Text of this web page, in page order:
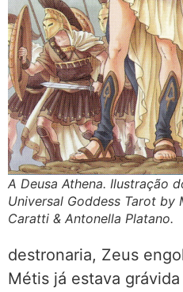
A Deusa Athena. Ilustração
Universal Goddess Tarot by
Caratti & Antonella Platano.
destronaria, Zeus
Métis já estava